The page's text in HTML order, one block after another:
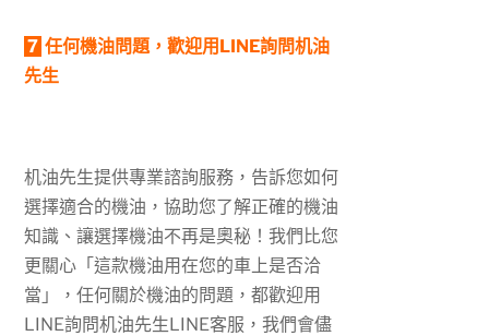
7 任何機油問題，歡迎用LINE詢問机油
先生
机油先生提供專業諮詢服務，告訴您如何
選擇適合的機油，協助您了解正確的機油
知識、讓選擇機油不再是奧秘！我們比您
更關心「這款機油用在您的車上是否洽
當」，任何關於機油的問題，都歡迎用
LINE詢問机油先生LINE客服，我們會儘